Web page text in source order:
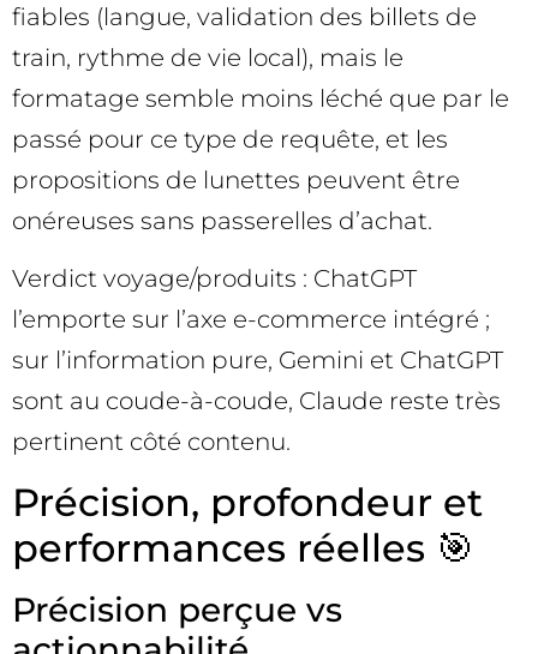
fiables (langue, validation des billets de
train, rythme de vie local), mais le
formatage semble moins léché que par le
passé pour ce type de requête, et les
propositions de lunettes peuvent être
onéreuses sans passerelles d’achat.
Verdict voyage/produits : ChatGPT
l’emporte sur l’axe e-commerce intégré ;
sur l’information pure, Gemini et ChatGPT
sont au coude-à-coude, Claude reste très
pertinent côté contenu.
Précision, profondeur et
performances réelles 🎯
Précision perçue vs